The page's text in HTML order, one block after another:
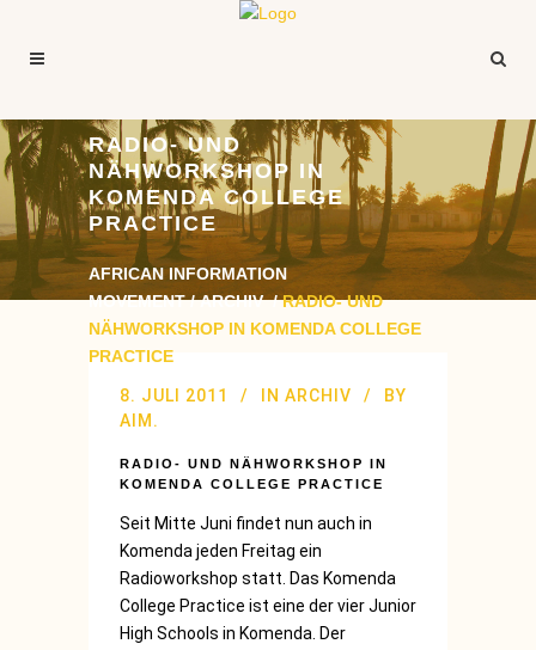
RADIO- UND
NÄHWORKSHOP IN
KOMENDA COLLEGE
PRACTICE
AFRICAN INFORMATION
MOVEMENT/ARCHIV /RADIO- UND
NÄHWORKSHOP IN KOMENDA COLLEGE
PRACTICE
8. JULI 2011 IN ARCHIV
BY
AIM.
RADIO- UND NÄHWORKSHOP IN
KOMENDA COLLEGE PRACTICE
Seit Mitte Juni findet nun auch in
Komenda jeden Freitag ein
Radioworkshop statt. Das Komenda
College Practice ist eine der vier Junior
High Schools in Komenda. Der